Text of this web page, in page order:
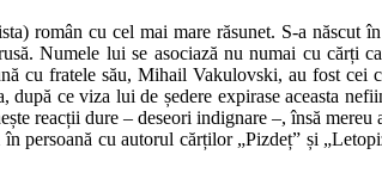
român cu cel mai mare răsunet. S-a
Numele lui se asociază nu numai cu cărți
cu fratele său, Mihail Vakulovski, au fost
ce viza lui de ședere expirase aceasta
reacții dure – deseori indignare –, însă
persoană cu autorul cărților „Pizdeț” și